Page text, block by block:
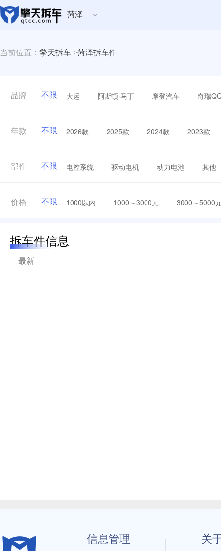
菏泽
当前位置： 擎天拆车 >菏泽拆车件
品牌 不限 大运 阿斯顿·马丁 摩登汽车 奇瑞
年款 不限 2026款 2025款 2024款 2023款
部件 不限 电控系统 驱动电机 动力电池 其他
价格 不限 1000以内 1000～3000元 3000～5000
拆车件信息
最新
信息管理 关